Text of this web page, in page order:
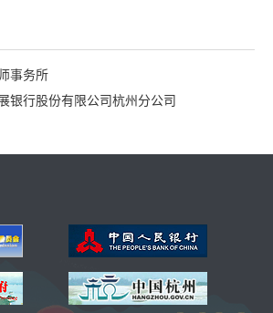
事务所
银行股份有限公司杭州分公司